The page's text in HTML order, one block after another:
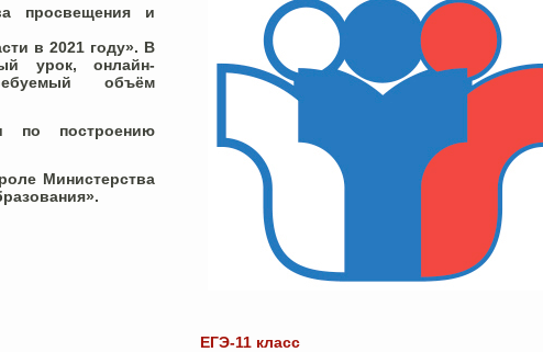
просвещения и
в 2021 году». В
урок, онлайн-
объём
по построению
Министерства
ЕГЭ-11 класс